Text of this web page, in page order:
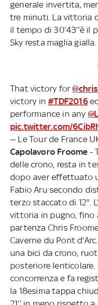
generale invertita,
tre minuti. La vittoria
il tempo di 30’43’’è il
Sky resta maglia gialla.
That victory for
victory in#TDF2016
performance in any
pic.twitter.com/
— Le Tour de France
Capolavoro Froome -
delle crono, resta in
dopo aver effettuato
Fabio Aru secondo
terzo staccato di 12''.
vittoria in pugno, fino
partenza Chris
Caverne du Pont
una bici da crono,
posteriore lenticolare.
concorrenza e fa
la 18esima tappa